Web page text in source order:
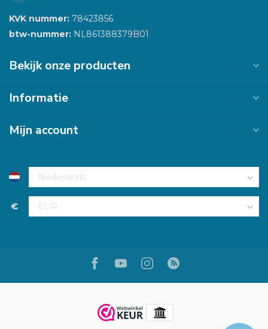
KVK nummer: 78423856
btw-nummer: NL861388379B01
Bekijk onze producten
Informatie
Mijn account
€